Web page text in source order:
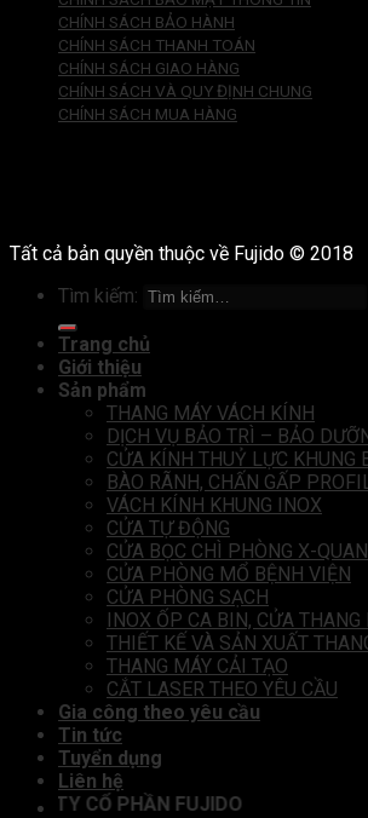
CHÍNH SÁCH BẢO HÀNH
CHÍNH SÁCH THANH TOÁN
CHÍNH SÁCH GIAO HÀNG
CHÍNH SÁCH VÀ QUY ĐỊNH CHUNG
CHÍNH SÁCH MUA HÀNG
Tất cả bản quyền thuộc về Fujido © 2018
Tìm kiếm:
Trang chủ
Giới thiệu
Sản phẩm
THANG MÁY VÁCH KÍNH
DỊCH VỤ BẢO TRÌ – BẢO
CỬA KÍNH THUỶ LỰC KHUNG
BÀO RÃNH, CHẤN GẤP
VÁCH KÍNH KHUNG INOX
CỬA TỰ ĐỘNG
CỬA BỌC CHÌ PHÒNG X-
CỬA PHÒNG MỔ BỆNH VIỆN
CỬA PHÒNG SẠCH
INOX ỐP CA BIN, CỬA THANG
THIẾT KẾ VÀ SẢN XUẤT
THANG MÁY CẢI TẠO
CẮT LASER THEO YÊU CẦU
Gia công theo yêu cầu
Tin tức
Tuyển dụng
Liên hệ
TY CỔ PHẦN FUJIDO